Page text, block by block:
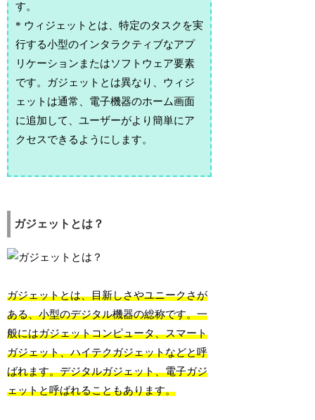
す。
* ウィジェットとは、特定のタスクを実
行する小型のインタラクティブなアプ
リケーションまたはソフトウェア要素
です。ガジェットとは異なり、ウィジ
ェットは通常、電子機器のホーム画面
に追加して、ユーザーがより簡単にア
クセスできるようにします。
ガジェットとは？
ガジェットとは、目新しさやユニークさが
ある、小型のデジタル機器の総称です。一
般にはガジェットコンピュータ、スマート
ガジェット、ハイテクガジェットなどと呼
ばれます。デジタルガジェット、電子ガジ
ェットと呼ばれることもあります。